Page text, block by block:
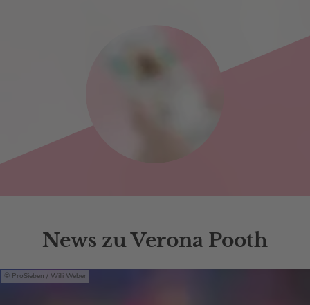
News zu Verona Pooth
ProSieben / Willi Weber